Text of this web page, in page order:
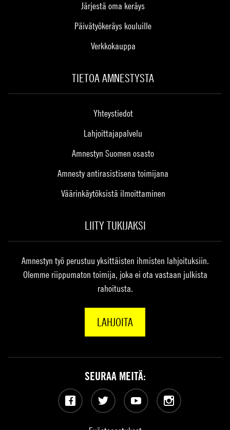
Järjestä oma keräys
Päivätyökeräys kouluille
Verkkokauppa
TIETOA AMNESTYSTA
Yhteystiedot
Lahjoittajapalvelu
Amnestyn Suomen osasto
Amnesty antirasistisena toimijana
Väärinkäytöksistä ilmoittaminen
LIITY TUKIJAKSI
Amnestyn työ perustuu yksittäisten ihmisten lahjoituksiin.
Olemme riippumaton toimija, joka ei ota vastaan julkista
rahoitusta.
LAHJOITA
SEURAA MEITÄ:
Facebook Twitter YouTubeInstagram